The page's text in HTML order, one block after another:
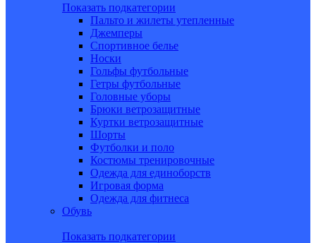
Показать подкатегории
Пальто и жилеты утепленные
Джемперы
Спортивное белье
Носки
Гольфы футбольные
Гетры футбольные
Головные уборы
Брюки ветрозащитные
Куртки ветрозащитные
Шорты
Футболки и поло
Костюмы тренировочные
Одежда для единоборств
Игровая форма
Одежда для фитнеса
Обувь
Показать подкатегории